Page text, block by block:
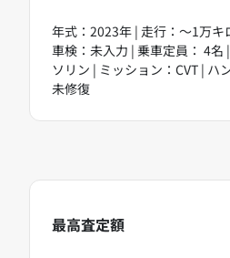
年式：2023年 | 走行：～1万キ
車検：未入力 | 乗車定員： 4名
ソリン | ミッション：CVT | ハ
未修復
最高査定額